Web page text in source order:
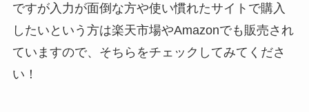
ですが入力が面倒な方や使い慣れたサイトで購入
したいという方は楽天市場やAmazonでも販売され
ていますので、そちらをチェックしてみてくださ
い！